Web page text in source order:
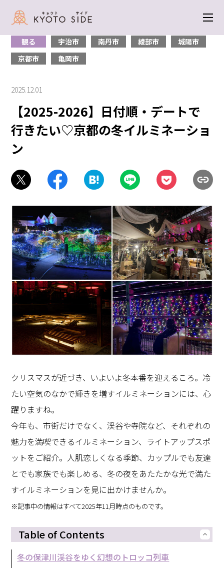
ミネーション
観る 宇治市 南丹市 綾部市
城陽市
京都市
亀岡市
2025.12.01
【2025-2026】日付順・デートで
行きたい♡京都の冬イルミネーショ
ン
クリスマスが近づき、いよいよ冬本番を迎えるころ。冷
たい空気のなかで輝きを増すイルミネーションには、心
躍りますね。
今年も、市街だけでなく、渓谷や寺院など、それぞれの
魅力を満喫できるイルミネーション、ライトアップスポ
ットをご紹介。人肌恋しくなる季節、カップルでも友達
とでも家族でも楽しめる、冬の夜をあたたかな光で満た
すイルミネーションを見に出かけませんか。
※記事中の情報はすべて2025年11月時点のものです。
Table of Contents
冬の保津川渓谷をゆく幻想のトロッコ列車